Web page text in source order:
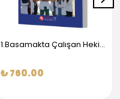
1.Basamakta Çalışan Hekimler İçin Temel Obstetrik Ve Jinekoloji Bilgisi
₺ 760.00